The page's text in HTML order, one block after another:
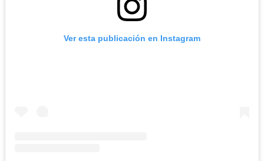
Ver esta publicación en Instagram